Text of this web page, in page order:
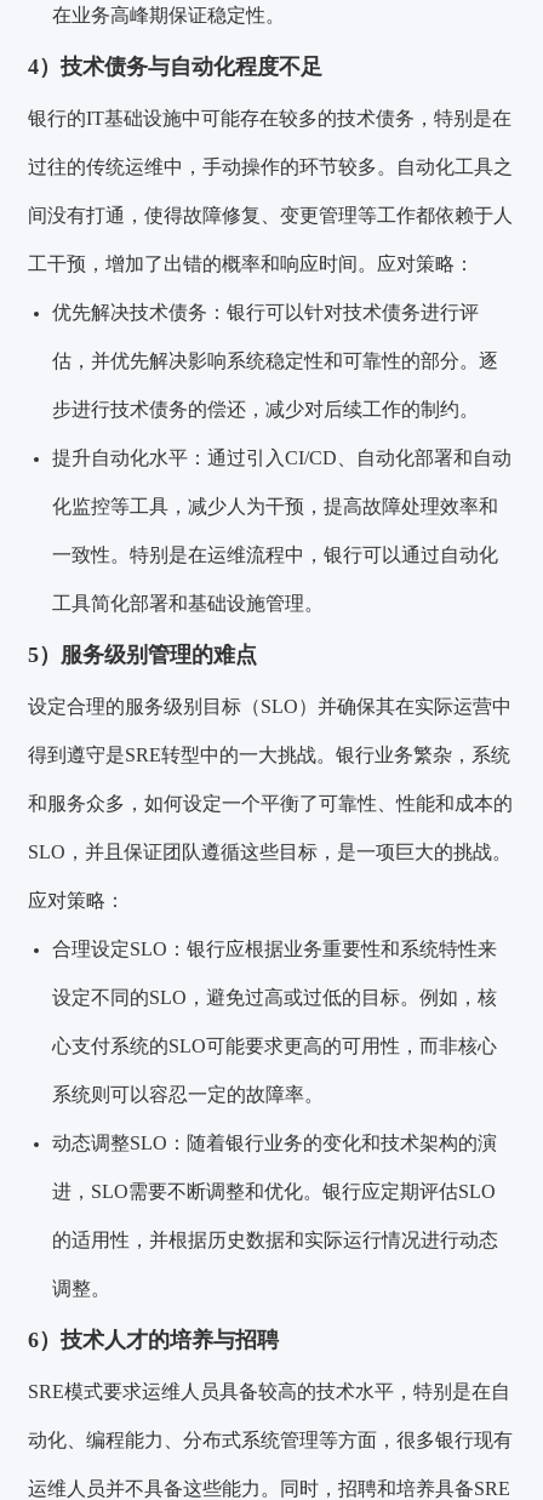
在业务高峰期保证稳定性。
4）技术债务与自动化程度不足
银行的IT基础设施中可能存在较多的技术债务，特别是在
过往的传统运维中，手动操作的环节较多。自动化工具之
间没有打通，使得故障修复、变更管理等工作都依赖于人
工干预，增加了出错的概率和响应时间。应对策略：
优先解决技术债务：银行可以针对技术债务进行评
估，并优先解决影响系统稳定性和可靠性的部分。逐
步进行技术债务的偿还，减少对后续工作的制约。
提升自动化水平：通过引入CI/CD、自动化部署和自动
化监控等工具，减少人为干预，提高故障处理效率和
一致性。特别是在运维流程中，银行可以通过自动化
工具简化部署和基础设施管理。
5）服务级别管理的难点
设定合理的服务级别目标（SLO）并确保其在实际运营中
得到遵守是SRE转型中的一大挑战。银行业务繁杂，系统
和服务众多，如何设定一个平衡了可靠性、性能和成本的
SLO，并且保证团队遵循这些目标，是一项巨大的挑战。
应对策略：
合理设定SLO：银行应根据业务重要性和系统特性来
设定不同的SLO，避免过高或过低的目标。例如，核
心支付系统的SLO可能要求更高的可用性，而非核心
系统则可以容忍一定的故障率。
动态调整SLO：随着银行业务的变化和技术架构的演
进，SLO需要不断调整和优化。银行应定期评估SLO
的适用性，并根据历史数据和实际运行情况进行动态
调整。
6）技术人才的培养与招聘
SRE模式要求运维人员具备较高的技术水平，特别是在自
动化、编程能力、分布式系统管理等方面，很多银行现有
运维人员并不具备这些能力。同时，招聘和培养具备SRE